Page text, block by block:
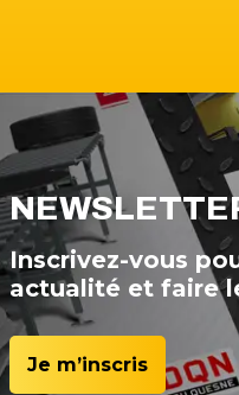
Inscrivez-vous
actualité et faire
Je m’inscris